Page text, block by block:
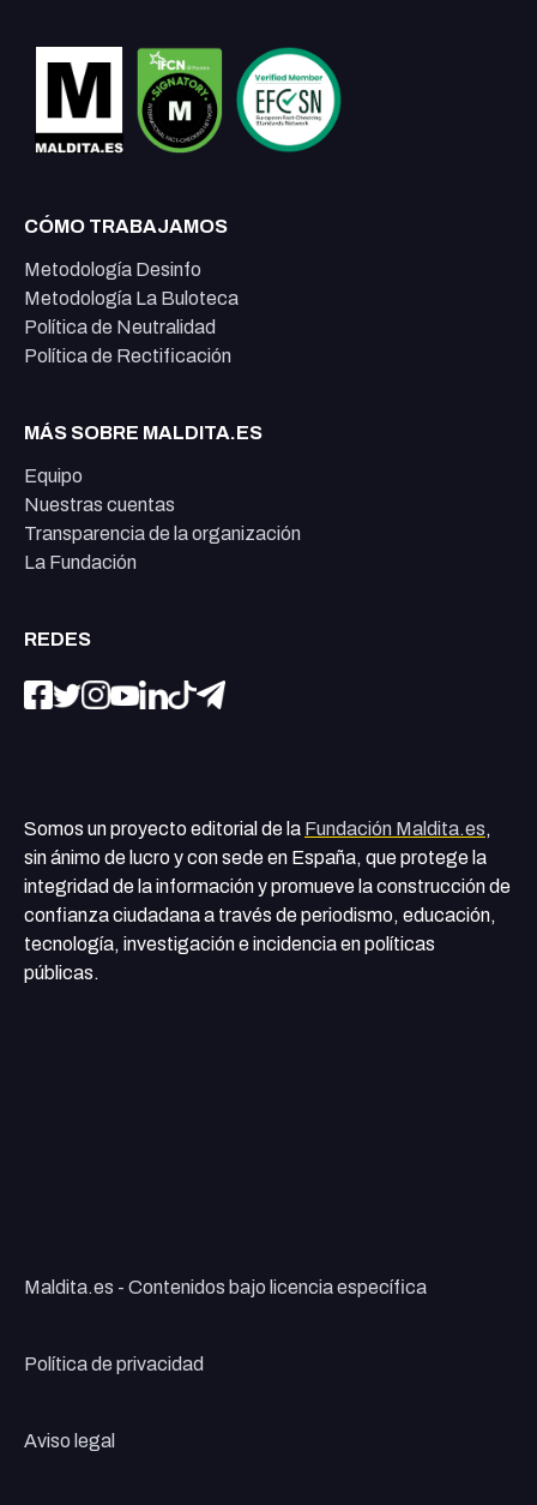
CÓMO TRABAJAMOS
Metodología Desinfo
Metodología La Buloteca
Política de Neutralidad
Política de Rectificación
MÁS SOBRE MALDITA.ES
Equipo
Nuestras cuentas
Transparencia de la organización
La Fundación
REDES
Somos un proyecto editorial de la Fundación Maldita.es,
sin ánimo de lucro y con sede en España, que protege la
integridad de la información y promueve la construcción de
confianza ciudadana a través de periodismo, educación,
tecnología, investigación e incidencia en políticas
públicas.
Maldita.es - Contenidos bajo licencia específica
Política de privacidad
Aviso legal